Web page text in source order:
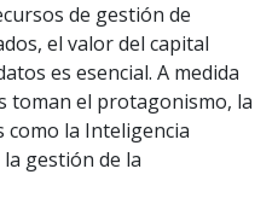
de gestión de
el valor del capital
es esencial. A medida
toman el protagonismo, la
la Inteligencia
gestión de la